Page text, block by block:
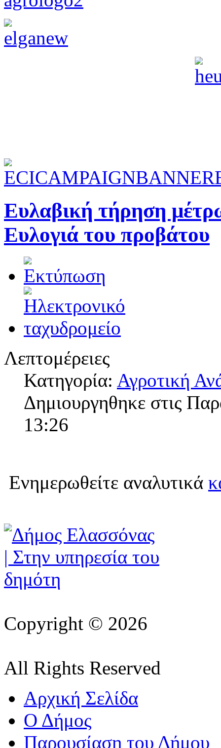
Ευλαβική τήρηση
Ευλογιά του προβάτου
Λεπτομέρειες
Κατηγορία: Αγροτική
Δημιουργηθηκε στις
13:26
Ενημερωθείτε αναλυτικά
Copyright © 2026
All Rights Reserved
Αρχική Σελίδα
Ο Δήμος
Παρουσίαση του Δήμου